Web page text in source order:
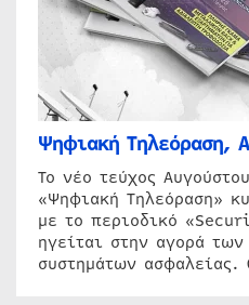
Ψηφιακή Τηλεόραση,
Το νέο τεύχος
«Ψηφιακή Τηλεόραση»
με το περιοδικό
ηγείται στην αγορά
συστημάτων ασφαλείας.